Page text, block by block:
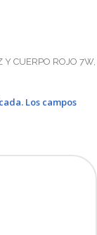
CUERPO ROJO 7W,
Los campos